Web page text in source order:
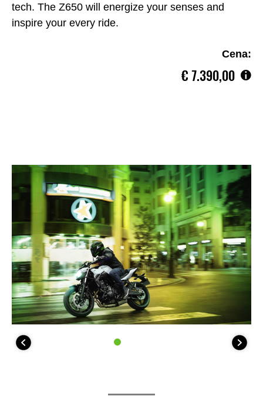
tech. The Z650 will energize your senses and
inspire your every ride.
Cena:
€‎ 7.390,00